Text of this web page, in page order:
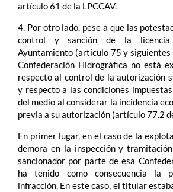
artículo 61 de la LPCCAV.
4. Por otro lado, pese a que las
control y sanción de la licencia
Ayuntamiento (artículo 75 y siguientes
Confederación Hidrográfica no está
respecto al control de la autorización
y respecto a las condiciones
del medio al considerar la incidencia
previa a su autorización (artículo 77.2
En primer lugar, en el caso de la
demora en la inspección y
sancionador por parte de esa
ha tenido como consecuencia la
infracción. En este caso, el titular